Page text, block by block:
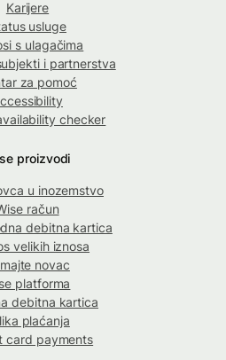
Karijere
usluge
s ulagačima
i partnerstva
za pomoć
checker
proizvodi
u inozemstvo
račun
debitna kartica
velikih iznosa
novac
platforma
debitna kartica
plaćanja
card payments